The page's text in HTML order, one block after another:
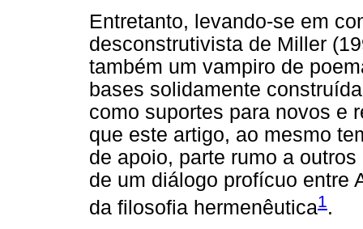
Entretanto, levando-se em
desconstrutivista de Miller
também um vampiro de
bases solidamente
como suportes para novos e
que este artigo, ao mesmo
de apoio, parte rumo a
de um diálogo profícuo entre
da filosofia hermenêutica1.